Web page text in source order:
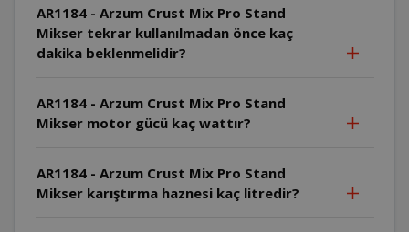
AR1184 - Arzum Crust Mix Pro Stand
Mikser tekrar kullanılmadan önce kaç
dakika beklenmelidir?
AR1184 - Arzum Crust Mix Pro Stand
Mikser motor gücü kaç wattır?
AR1184 - Arzum Crust Mix Pro Stand
Mikser karıştırma haznesi kaç litredir?